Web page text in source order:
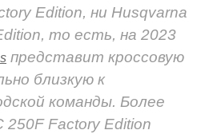
Edition, ни Husqvarna
то есть, на 2023
представит кроссовую
близкую к
команды. Более
250F Factory Edition